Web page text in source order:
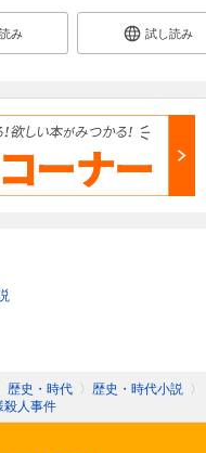
み 試し読み
歴史・時代 〉 歴史・時代小説 〉
人事件